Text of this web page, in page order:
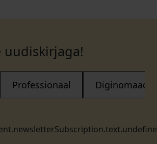
uudiskirjaga!
Professionaal Diginomaad